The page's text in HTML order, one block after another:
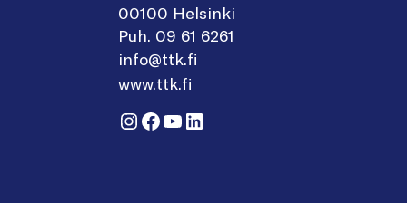
00100 Helsinki
Puh. 09 61 6261
info@ttk.fi
www.ttk.fi
Instagram
Facebook
YouTube
LinkedIn